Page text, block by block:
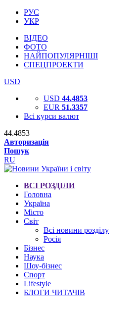
РУС
УКР
ВІДЕО
ФОТО
НАЙПОПУЛЯРНІШІ
СПЕЦПРОЕКТИ
USD
USD 44.4853
EUR 51.3357
Всі курси валют
44.4853
Авторизація
Пошук
RU
ВСІ РОЗДІЛИ
Головна
Україна
Місто
Світ
Всі новини розділу
Росія
Бізнес
Наука
Шоу-бізнес
Спорт
Lifestyle
БЛОГИ ЧИТАЧІВ